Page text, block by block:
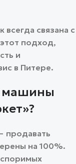
связана с
подход,
и
в Питере.
машины
продавать
на 100%.